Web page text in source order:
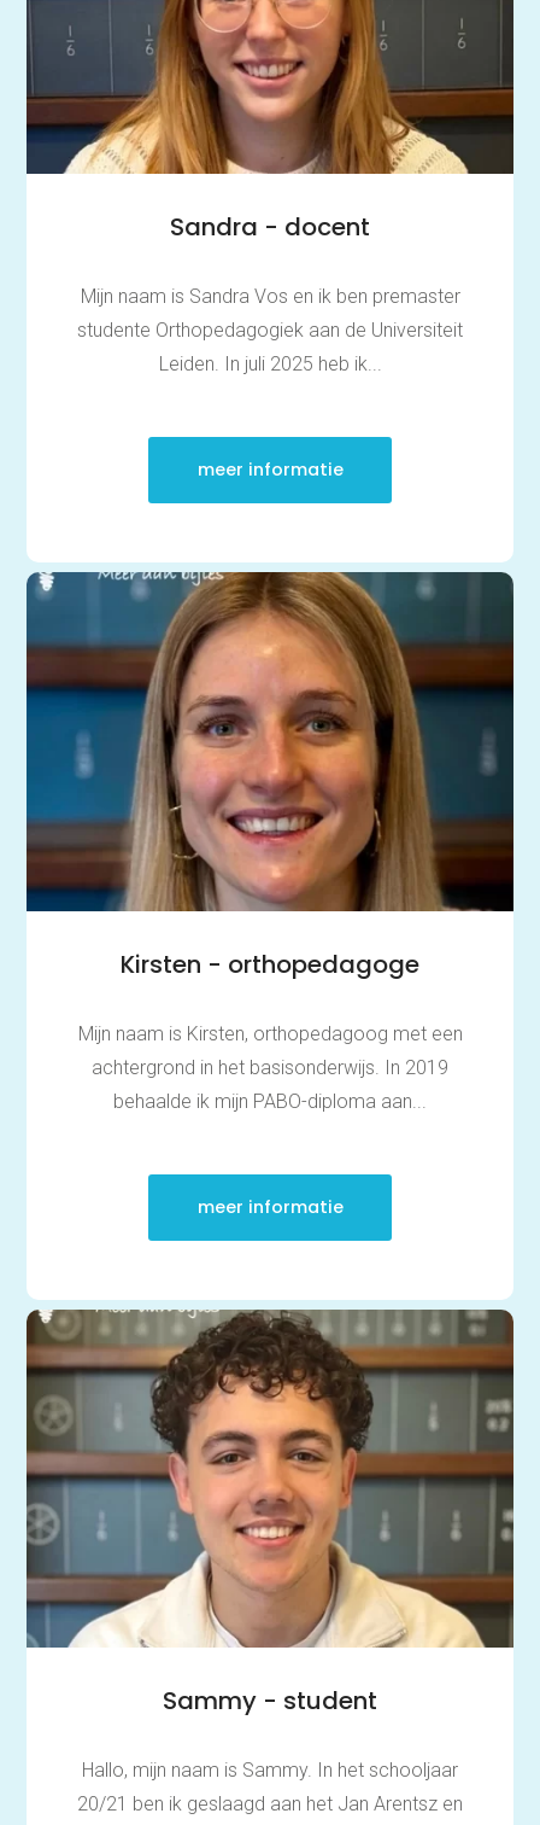
Contact
Over ons
FAQ
Scholen en
zorginstellingen
Download de App
Tarieven
Wiskundetoets | Pabo
HBO 21+ toelating
voorbereiden
Medisch rekenen
Training
Leren leren |
Studievaardigheden,
Werkgeheugen verbeteren
met Cogmed
& ADD
Overprikkeling
verminderen met
neurofeedback | HSP
Brugklas kickstart |
Slimmer leren met AI (VO)
| masterclass
Onderzoek
Spelling
Technisch lezen
Begrijpend lezen
Intelligentie
Leerpotentie
Leerstrategieën
Beroepskeuzetest
Sandra - docent
Mijn naam is Sandra Vos en ik ben premaster
studente Orthopedagogiek aan de Universiteit
Leiden. In juli 2025 heb ik...
meer informatie
Kirsten - orthopedagoge
Mijn naam is Kirsten, orthopedagoog met een
achtergrond in het basisonderwijs. In 2019
behaalde ik mijn PABO-diploma aan...
meer informatie
Sammy - student
Hallo, mijn naam is Sammy. In het schooljaar
20/21 ben ik geslaagd aan het Jan Arentsz en